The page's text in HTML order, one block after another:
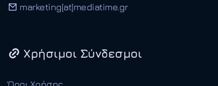
marketing[at]mediatime.gr
Χρήσιμοι Σύνδεσμοι
Όροι Χρήσης